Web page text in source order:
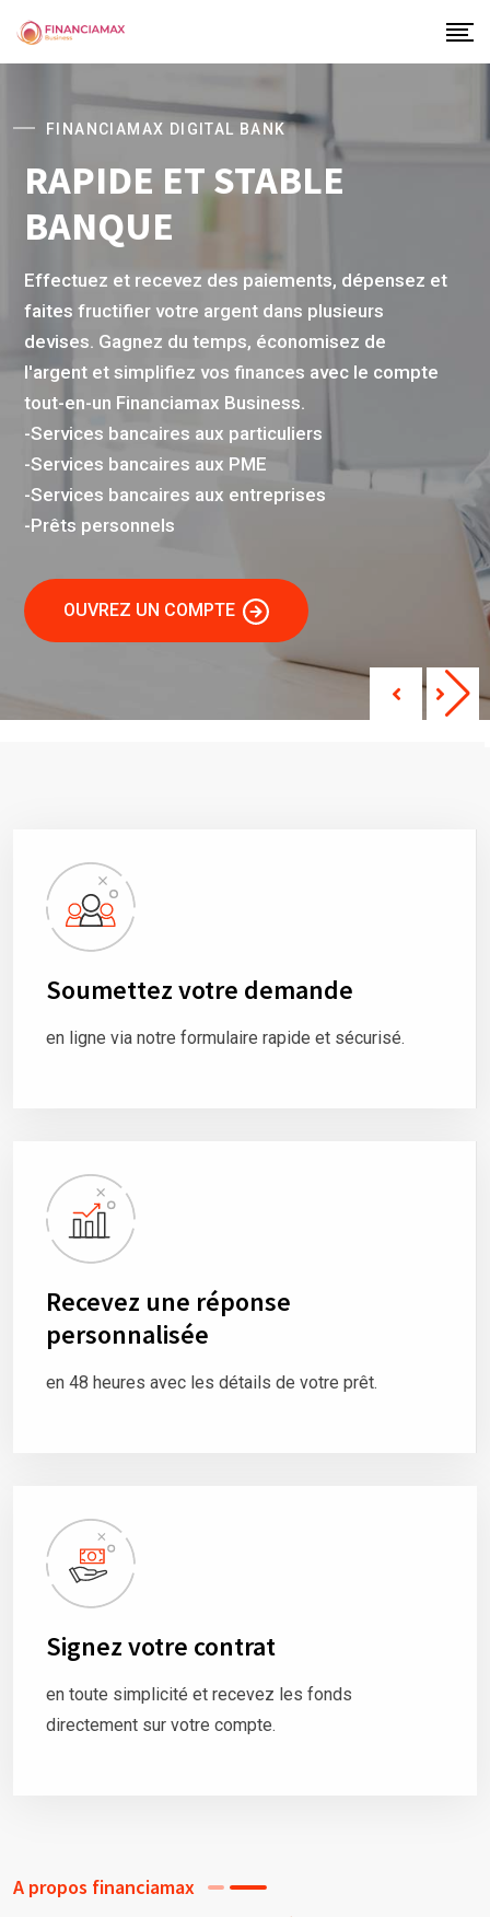
FINANCIAMAX DIGITAL BANK
RAPIDE ET STABLE
BANQUE
Effectuez et recevez des paiements, dépensez et
faites fructifier votre argent dans plusieurs
devises. Gagnez du temps, économisez de
l'argent et simplifiez vos finances avec le compte
tout-en-un Financiamax Business.
-Services bancaires aux particuliers
-Services bancaires aux PME
-Services bancaires aux entreprises
-Prêts personnels
OUVREZ UN COMPTE
Soumettez votre demande
en ligne via notre formulaire rapide et sécurisé.
Recevez une réponse
personnalisée
en 48 heures avec les détails de votre prêt.
Signez votre contrat
en toute simplicité et recevez les fonds
directement sur votre compte.
A propos financiamax